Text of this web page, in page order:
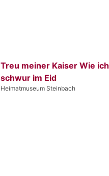
Treu meiner Kaiser Wie ich
schwur im Eid
Heimatmuseum Steinbach